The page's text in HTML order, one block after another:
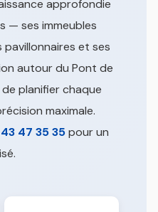
approfondie
— ses immeubles
et ses
autour du Pont de
planifier chaque
maximale.
47 35 35pour un